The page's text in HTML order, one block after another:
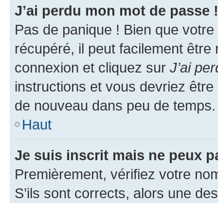
J’ai perdu mon mot de passe !
Pas de panique ! Bien que
récupéré, il peut facilement
connexion et cliquez sur J’ai
instructions et vous devriez
de nouveau dans peu de temps.
Haut
Je suis inscrit mais ne peux
Premièrement, vérifiez votre
S’ils sont corrects, alors une